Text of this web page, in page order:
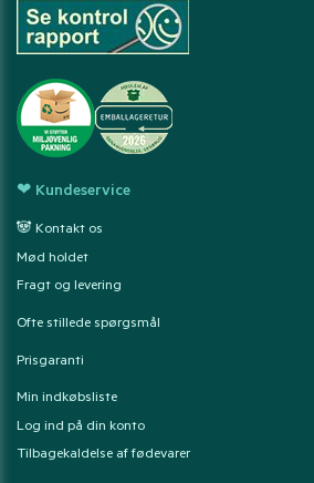
❤ Kundeservice
🐼 Kontakt os
Mød holdet
Fragt og levering
Ofte stillede spørgsmål
Prisgaranti
Min indkøbsliste
Log ind på din konto
Tilbagekaldelse af fødevarer